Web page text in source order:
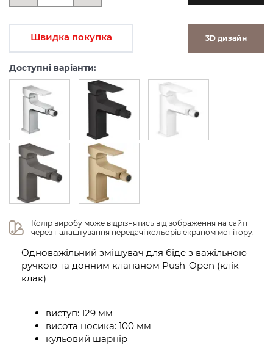
Швидка покупка 3D дизайн
Доступні варіанти:
Колір виробу може відрізнятись від зображення на сайті
через налаштування передачі кольорів екраном монітору.
Одноважільний змішувач для біде з важільною
ручкою та донним клапаном Push-Open (клік-
клак)
виступ: 129 мм
висота носика: 100 мм
кульовий шарнір